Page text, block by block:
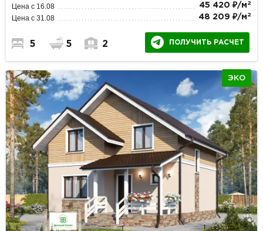
Цена с 16.08 45 420 ₽/м 2
Цена с 31.08 48 209 ₽/м 2
5 5 2 ПОЛУЧИТЬ РАСЧЕТ
ЭКО